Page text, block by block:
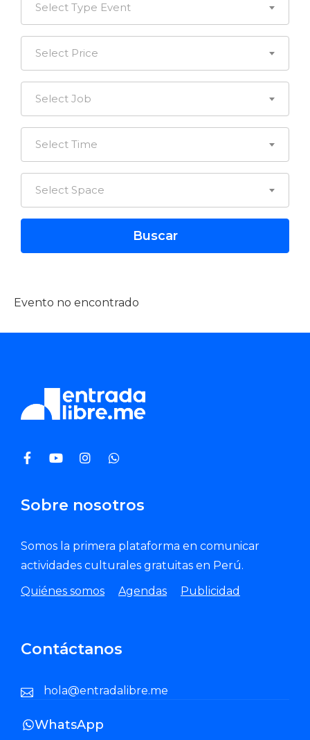
Select Type Event
Select Price
Select Job
Select Time
Select Space
Evento no encontrado
Sobre nosotros
Somos la primera plataforma en comunicar
actividades culturales gratuitas en Perú.
Quiénes somos
Agendas Publicidad
Contáctanos
hola@entradalibre.me
WhatsApp